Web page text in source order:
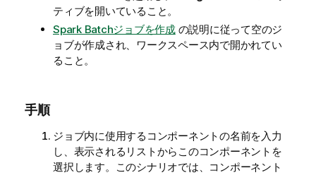
ティブを開いていること。
Spark Batchジョブを作成の説明に従って空のジ
ョブが作成され、ワークスペース内で開かれてい
ること。
手順
ジョブ内に使用するコンポーネントの名前を入力
し、表示されるリストからこのコンポーネントを
選択します。このシナリオでは、コンポーネント